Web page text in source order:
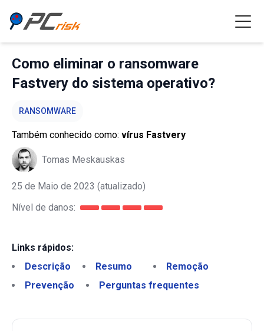
Como eliminar o ransomware
Fastvery do sistema operativo?
RANSOMWARE
Também conhecido como: vírus Fastvery
Tomas Meskauskas
25 de Maio de 2023 (atualizado)
Nível de danos:
Links rápidos:
Descrição
Resumo
Remoção
Prevenção
Perguntas frequentes